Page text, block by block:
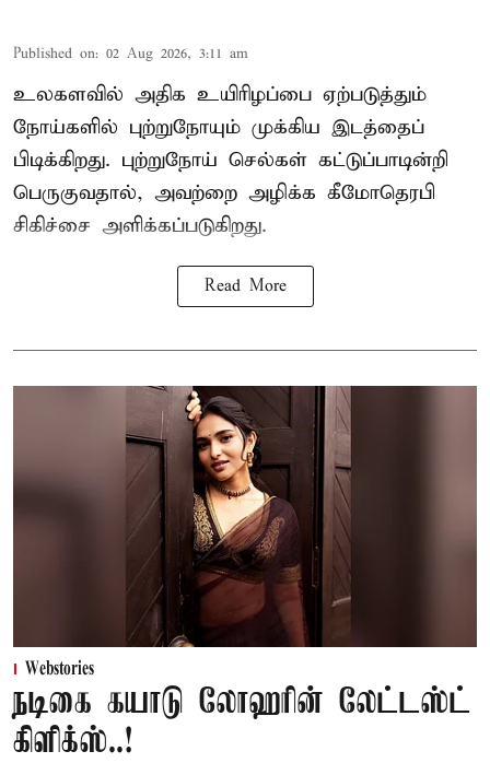
Published on: 02 Aug 2026, 3:11 am
உலகளவில் அதிக உயிரிழப்பை ஏற்படுத்தும்
நோய்களில் புற்றுநோயும் முக்கிய இடத்தைப்
பிடிக்கிறது. புற்றுநோய் செல்கள் கட்டுப்பாடின்றி
பெருகுவதால், அவற்றை அழிக்க கீமோதெரபி
சிகிச்சை அளிக்கப்படுகிறது.
Read More
Webstories
நடிகை கயாடு லோஹரின் லேட்டஸ்ட்
கிளிக்ஸ்..!